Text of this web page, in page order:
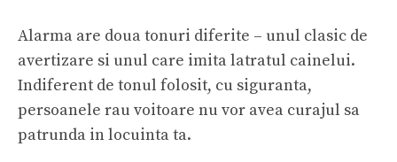
Alarma are doua tonuri diferite – unul clasic de
avertizare si unul care imita latratul cainelui.
Indiferent de tonul folosit, cu siguranta,
persoanele rau voitoare nu vor avea curajul sa
patrunda in locuinta ta.